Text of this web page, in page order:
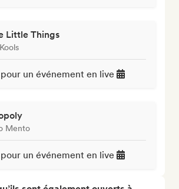
Little Things
un événement en live
Mento
un événement en live